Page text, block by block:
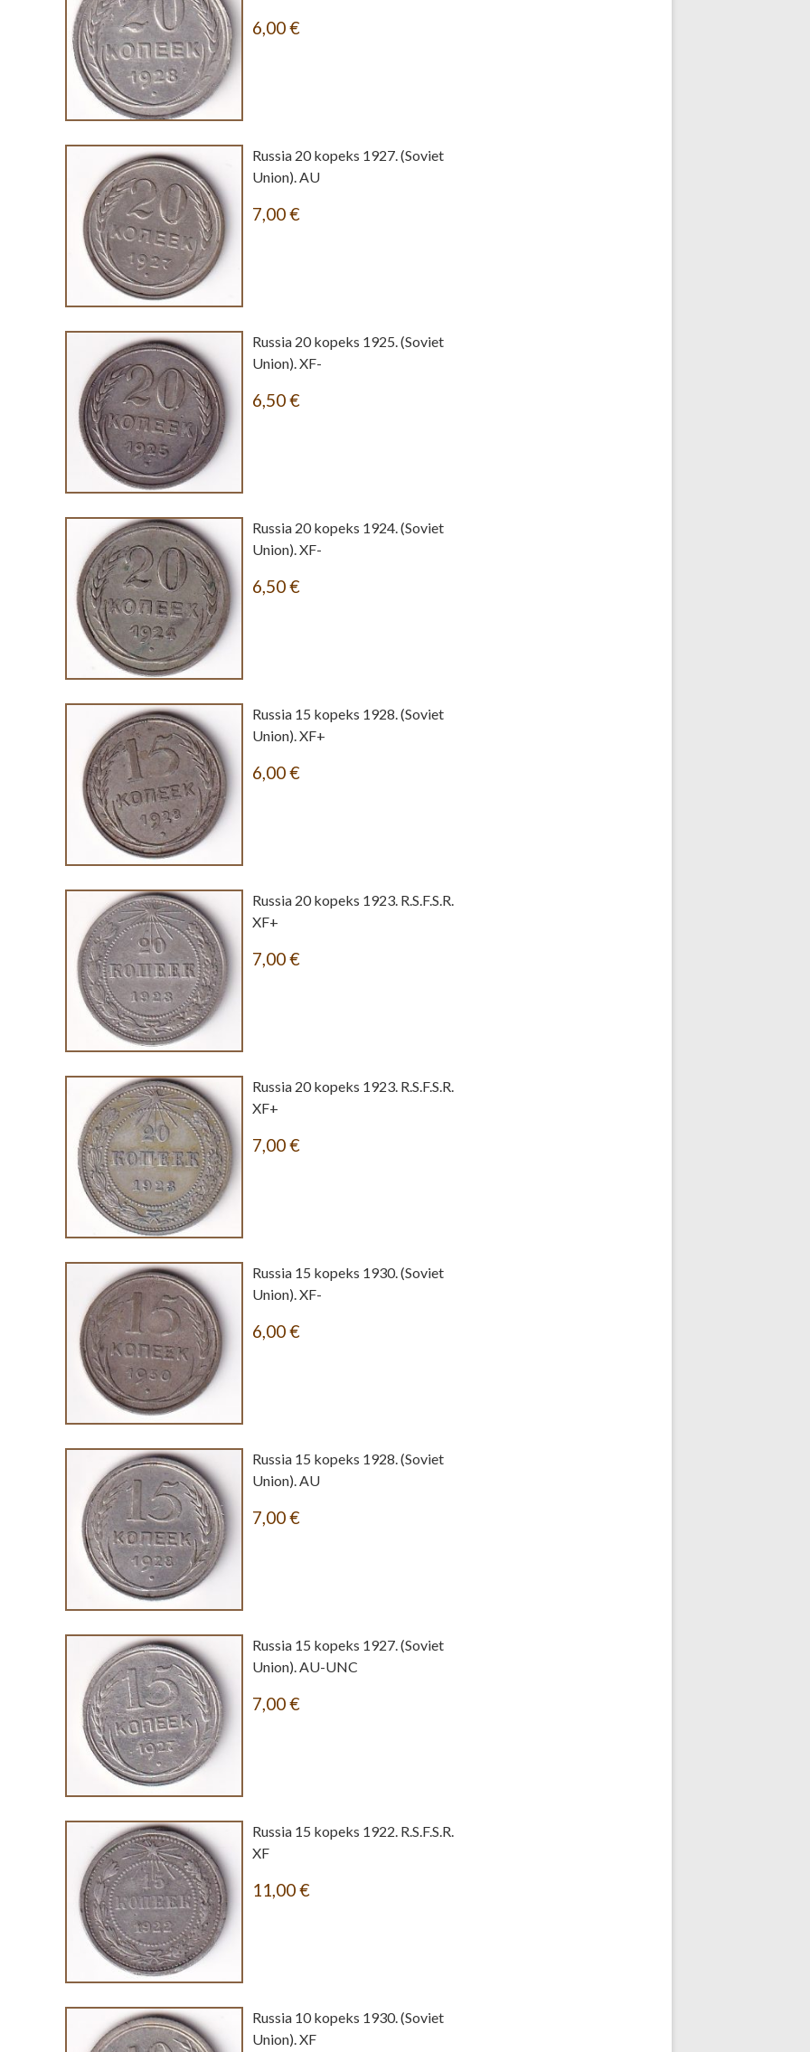
6,00€
Russia 20 kopeks 1927. (Soviet
Union). AU
7,00€
Russia 20 kopeks 1925. (Soviet
Union). XF-
6,50€
Russia 20 kopeks 1924. (Soviet
Union). XF-
6,50€
Russia 15 kopeks 1928. (Soviet
Union). XF+
6,00€
Russia 20 kopeks 1923. R.S.F.S.R.
XF+
7,00€
Russia 20 kopeks 1923. R.S.F.S.R.
XF+
7,00€
Russia 15 kopeks 1930. (Soviet
Union). XF-
6,00€
Russia 15 kopeks 1928. (Soviet
Union). AU
7,00€
Russia 15 kopeks 1927. (Soviet
Union). AU-UNC
7,00€
Russia 15 kopeks 1922. R.S.F.S.R.
XF
11,00€
Russia 10 kopeks 1930. (Soviet
Union). XF